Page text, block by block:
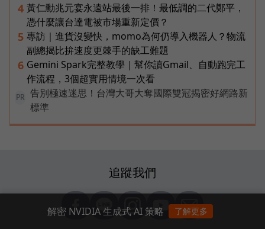
4 黃仁勳兆元宴永遠站最後一排！最低調的二代鄭平，
憑什麼讓台達電被市場重新定價？
5 專訪｜進貨沒變快，momo為何仍導入機器人？物流
副總揭比拚速度更棘手的缺工難題
6 Gemini Spark完整教學｜幫你讀Gmail、自動跑完工
作流程，3個超實用情境一次看
PR
告別極速迷思！台灣大哥大奪國際雙冠揭密好網路新
標準
追蹤我們
解密 NVIDIA 生成式 AI 策略 了解更多